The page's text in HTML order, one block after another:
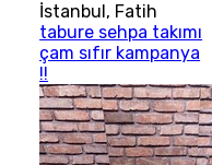
İstanbul , Fatih
tabure sehpa takımı
çam sıfır kampanya
!!